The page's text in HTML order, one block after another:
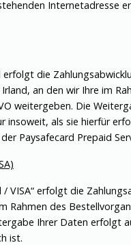
Internetadresse
die
Irland, an den wir Ihre im
weitergeben. Die
insoweit, als sie hierfür
Paysafecard Prepaid
VISA“ erfolgt die
Rahmen des
Ihrer Daten erfolgt
ist.